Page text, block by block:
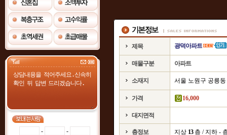
- -
제목 광덕아파트
매물구분 아파트
소재지 서울 노원구 공릉동
가격 16,000
대지면적
층정보 지상 13층 / 지하 -